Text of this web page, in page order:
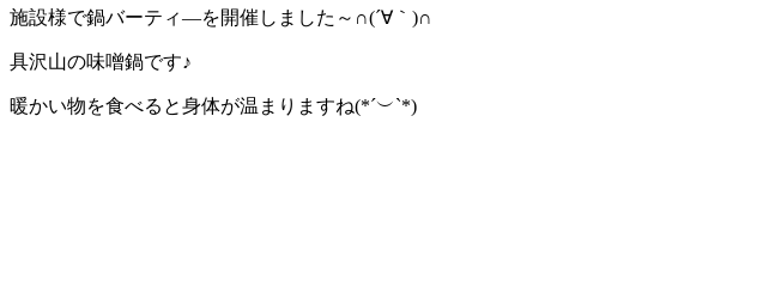
施設様で鍋バーティ―を開催しました～∩(´∀｀)∩
具沢山の味噌鍋です♪
暖かい物を食べると身体が温まりますね(*´︶`*)